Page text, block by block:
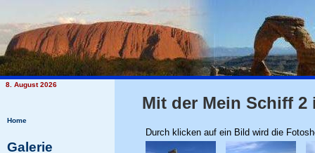
8. August 2026
Home
Galerie
Mit der Mein Schiff 2
Durch klicken auf ein Bild wird die